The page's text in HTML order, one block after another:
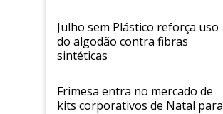
Julho sem Plástico reforça uso
do algodão contra fibras
sintéticas
Frimesa entra no mercado de
kits corporativos de Natal para